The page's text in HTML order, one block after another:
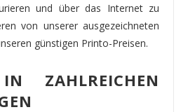
und über das Internet zu
von unserer ausgezeichneten
günstigen Printo-Preisen.
ZAHLREICHEN